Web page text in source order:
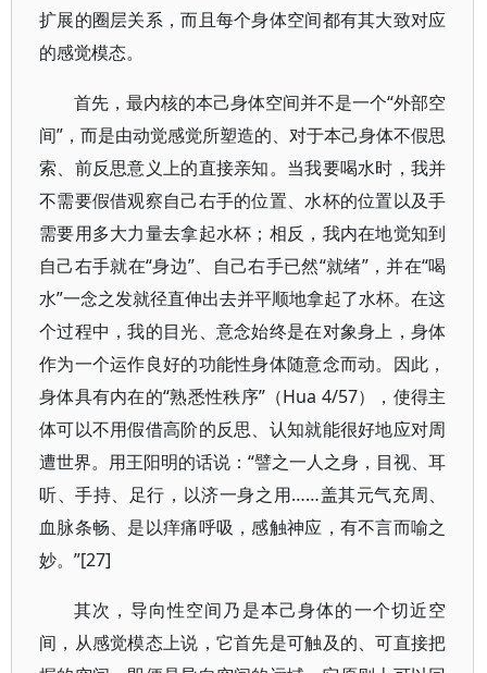
扩展的圈层关系，而且每个身体空间都有其大致对应
的感觉模态。
首先，最内核的本己身体空间并不是一个“外部空
间”，而是由动觉感觉所塑造的、对于本己身体不假思
索、前反思意义上的直接亲知。当我要喝水时，我并
不需要假借观察自己右手的位置、水杯的位置以及手
需要用多大力量去拿起水杯；相反，我内在地觉知到
自己右手就在“身边”、自己右手已然“就绪”，并在“喝
水”一念之发就径直伸出去并平顺地拿起了水杯。在这
个过程中，我的目光、意念始终是在对象身上，身体
作为一个运作良好的功能性身体随意念而动。因此，
身体具有内在的“熟悉性秩序”（Hua 4/57），使得主
体可以不用假借高阶的反思、认知就能很好地应对周
遭世界。用王阳明的话说：“譬之一人之身，目视、耳
听、手持、足行，以济一身之用……盖其元气充周、
血脉条畅、是以痒痛呼吸，感触神应，有不言而喻之
妙。”[27]
其次，导向性空间乃是本己身体的一个切近空
间，从感觉模态上说，它首先是可触及的、可直接把